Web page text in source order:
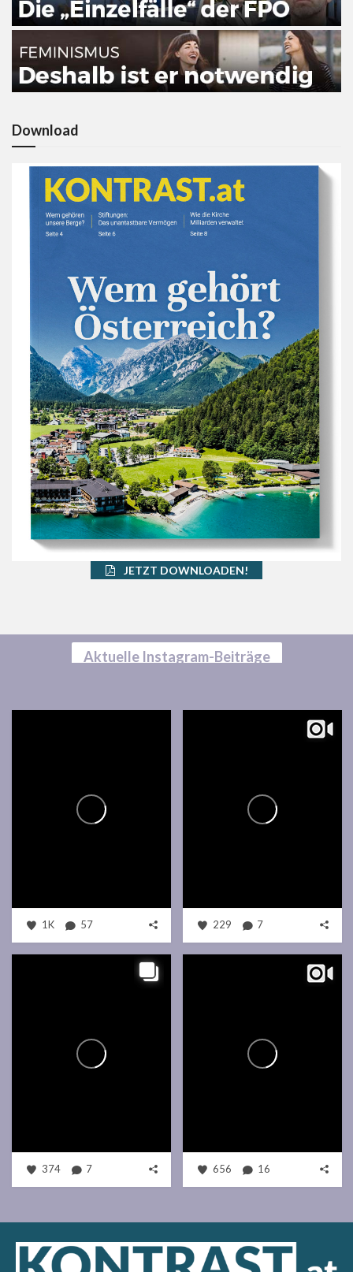
Download
JETZT DOWNLOADEN!
Aktuelle Instagram-Beiträge
1K 57 229 7
374 7 656 16